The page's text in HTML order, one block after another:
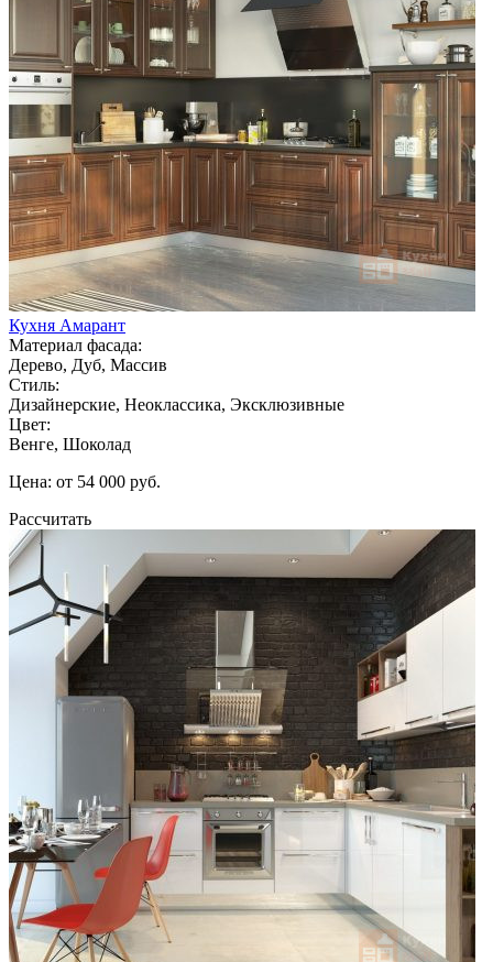
Кухня Амарант
Материал фасада:
Дерево, Дуб, Массив
Стиль:
Дизайнерские, Неоклассика, Эксклюзивные
Цвет:
Венге, Шоколад
Цена: от 54 000 руб.
Рассчитать